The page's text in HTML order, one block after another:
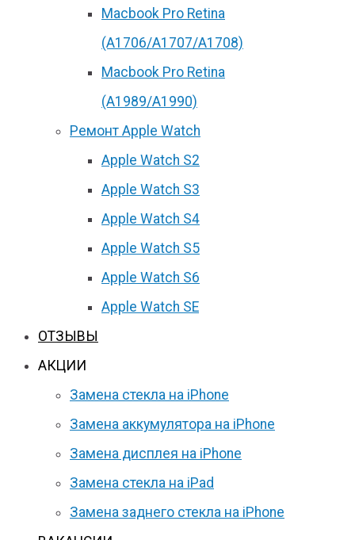
Macbook Pro Retina
(А1706/A1707/A1708)
Macbook Pro Retina
(А1989/A1990)
Ремонт Apple Watch
Apple Watch S2
Apple Watch S3
Apple Watch S4
Apple Watch S5
Apple Watch S6
Apple Watch SE
ОТЗЫВЫ
АКЦИИ
Замена стекла на iPhone
Замена аккумулятора на iPhone
Замена дисплея на iPhone
Замена стекла на iPad
Замена заднего стекла на iPhone